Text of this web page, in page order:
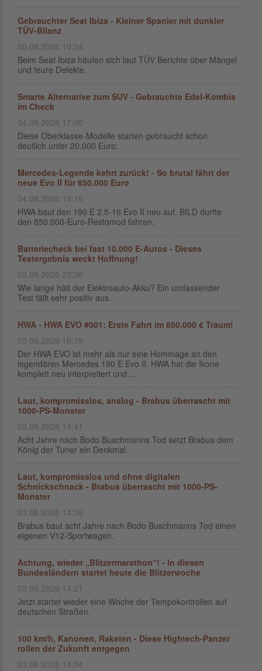
Gebrauchter Seat Ibiza - Kleiner Spanier mit dunkler
TÜV-Bilanz
05.08.2026 10:24
Beim Seat Ibiza häufen sich laut TÜV Berichte über Mängel
und teure Defekte.
Smarte Alternative zum SUV - Gebrauchte Edel-Kombis
im Check
04.08.2026 17:00
Diese Oberklasse-Modelle starten gebraucht schon
deutlich unter 20.000 Euro.
Mercedes-Legende kehrt zurück! - So brutal fährt der
neue Evo II für 850.000 Euro
04.08.2026 16:16
HWA baut den 190 E 2.5-16 Evo II neu auf. BILD durfte
den 850.000-Euro-Restomod fahren.
Batteriecheck bei fast 10.000 E-Autos - Dieses
Testergebnis weckt Hoffnung!
03.08.2026 23:36
Wie lange hält der Elektroauto-Akku? Ein umfassender
Test fällt sehr positiv aus.
HWA - HWA EVO #001: Erste Fahrt im 850.000 € Traum!
03.08.2026 16:18
Der HWA EVO ist mehr als nur eine Hommage an den
legendären Mercedes 190 E Evo II. HWA hat die Ikone
komplett neu interpretiert und ...
Laut, kompromisslos, analog - Brabus überrascht mit
1000-PS-Monster
03.08.2026 14:41
Acht Jahre nach Bodo Buschmanns Tod setzt Brabus dem
König der Tuner ein Denkmal.
Laut, kompromisslos und ohne digitalen
Schnickschnack - Brabus überrascht mit 1000-PS-
Monster
03.08.2026 14:39
Brabus baut acht Jahre nach Bodo Buschmanns Tod einen
eigenen V12-Sportwagen.
Achtung, wieder „Blitzermarathon“! - In diesen
Bundesländern startet heute die Blitzerwoche
03.08.2026 14:21
Jetzt startet wieder eine Woche der Tempokontrollen auf
deutschen Straßen.
100 km/h, Kanonen, Raketen - Diese Hightech-Panzer
rollen der Zukunft entgegen
03.08.2026 14:04